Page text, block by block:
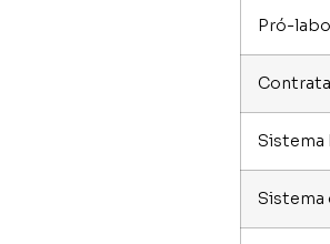
Pró-
Sistema
Sistema